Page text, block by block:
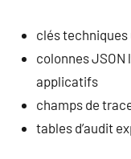
clés
colonnes JSON
applicatifs
champs de
tables d’audit